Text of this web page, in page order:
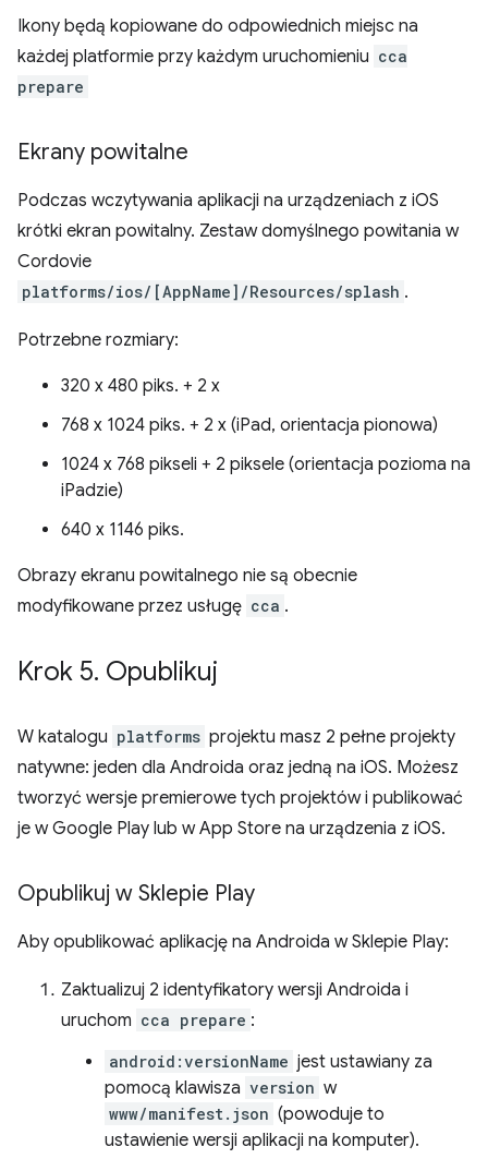
Ikony będą kopiowane do odpowiednich miejsc na
każdej platformie przy każdym uruchomieniu cca
prepare
Ekrany powitalne
Podczas wczytywania aplikacji na urządzeniach z iOS
krótki ekran powitalny. Zestaw domyślnego powitania w
Cordovie
platforms/ios/[AppName]/Resources/splash .
Potrzebne rozmiary:
320 x 480 piks. + 2 x
768 x 1024 piks. + 2 x (iPad, orientacja pionowa)
1024 x 768 pikseli + 2 piksele (orientacja pozioma na
iPadzie)
640 x 1146 piks.
Obrazy ekranu powitalnego nie są obecnie
modyfikowane przez usługę cca .
Krok 5. Opublikuj
W katalogu platforms projektu masz 2 pełne projekty
natywne: jeden dla Androida oraz jedną na iOS. Możesz
tworzyć wersje premierowe tych projektów i publikować
je w Google Play lub w App Store na urządzenia z iOS.
Opublikuj w Sklepie Play
Aby opublikować aplikację na Androida w Sklepie Play:
Zaktualizuj 2 identyfikatory wersji Androida i
uruchom cca prepare :
android:versionName jest ustawiany za
pomocą klawisza version w
www/manifest.json (powoduje to
ustawienie wersji aplikacji na komputer).